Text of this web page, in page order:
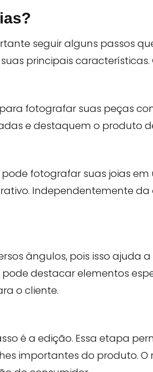
seguir alguns passos
principais características.
fotografar suas peças
e destaquem o produto
fotografar suas joias
Independentemente da
ângulos, pois isso ajuda
destacar elementos
o cliente.
é a edição. Essa etapa
importantes do produto. O